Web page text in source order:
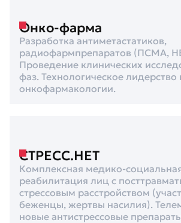
Онко-фарма
Разработка антиметастатиков,
радиофармпрепаратов (ПСМА,
Проведение клинических
фаз. Технологическое лидерство
онкофармакологии.
СТРЕСС.НЕТ
Комплексная медико-
реабилитация лиц с
стрессовым расстройством
беженцы, жертвы насилия).
новые антистрессовые